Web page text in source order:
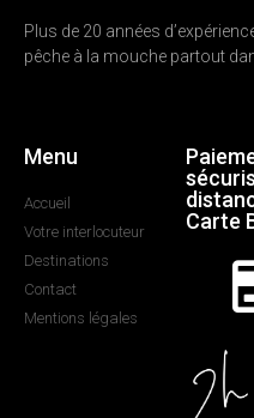
Plus de 20 années
pêche à la mouche partout
Menu
Accueil
Votre interlocuteur
Destinations
Contact
Mentions légales
Carte